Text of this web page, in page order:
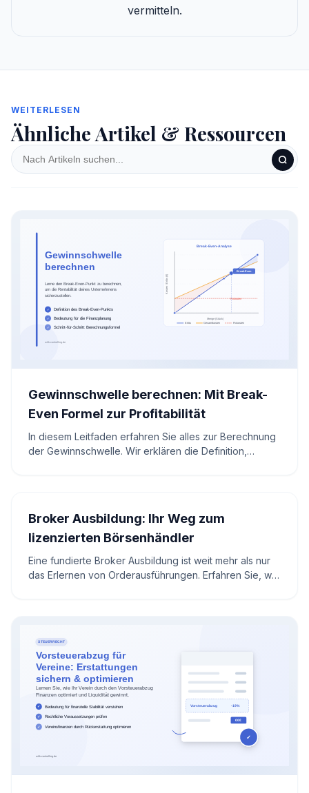
vermitteln.
WEITERLESEN
Ähnliche Artikel & Ressourcen
Gewinnschwelle berechnen: Mit Break-
Even Formel zur Profitabilität
In diesem Leitfaden erfahren Sie alles zur Berechnung
der Gewinnschwelle. Wir erklären die Definition,
Broker Ausbildung: Ihr Weg zum
lizenzierten Börsenhändler
Eine fundierte Broker Ausbildung ist weit mehr als nur
das Erlernen von Orderausführungen. Erfahren Sie, wie